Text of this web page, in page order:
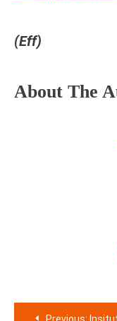
(Eff)
About The
Navigasi
Previous: Insitut